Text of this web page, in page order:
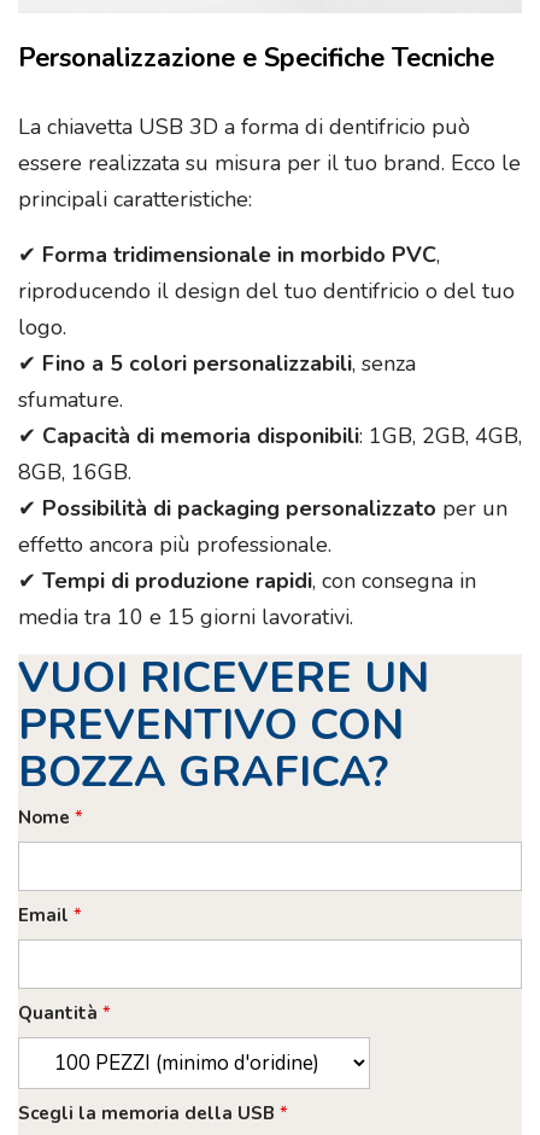
Personalizzazione e Specifiche Tecniche
La chiavetta USB 3D a forma di dentifricio può
essere realizzata su misura per il tuo brand. Ecco le
principali caratteristiche:
✔ Forma tridimensionale in morbido PVC,
riproducendo il design del tuo dentifricio o del tuo
logo.
✔ Fino a 5 colori personalizzabili, senza
sfumature.
✔ Capacità di memoria disponibili: 1GB, 2GB, 4GB,
8GB, 16GB.
✔ Possibilità di packaging personalizzato per un
effetto ancora più professionale.
✔ Tempi di produzione rapidi, con consegna in
media tra 10 e 15 giorni lavorativi.
VUOI RICEVERE UN
PREVENTIVO CON
BOZZA GRAFICA?
Nome *
Email *
Quantità *
Scegli la memoria della USB *